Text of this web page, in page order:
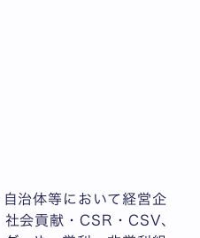
治体等において経営企
会貢献・CSR・CSV、